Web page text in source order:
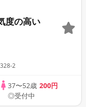
度の高い
2
37〜52歳 200円
◎受付中